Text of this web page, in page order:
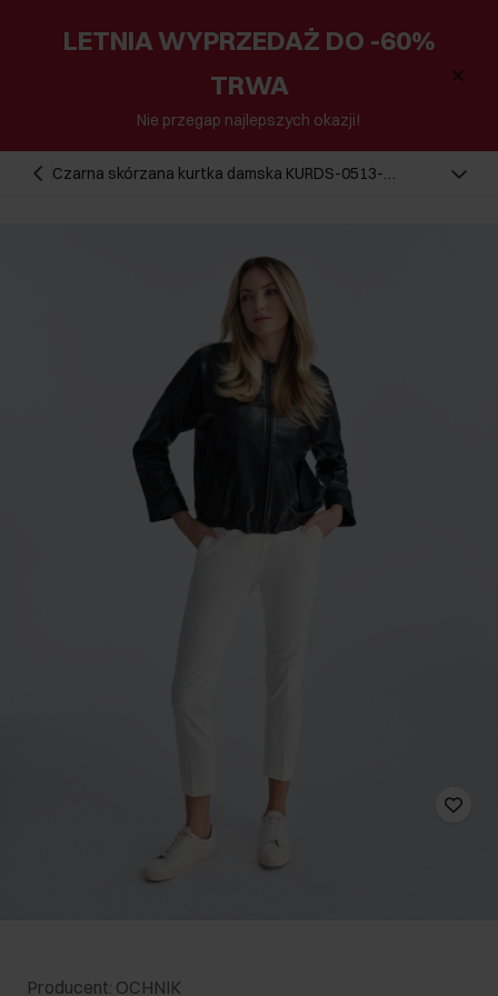
LETNIA WYPRZEDAŻ DO -60%
TRWA
Nie przegap najlepszych okazji!
Czarna skórzana kurtka damska KURDS-0513-
Producent: OCHNIK